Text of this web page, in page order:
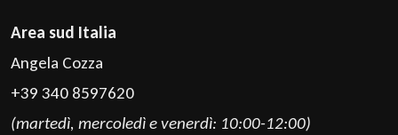
Area sud Italia
Angela Cozza
+39 340 8597620
(martedì, mercoledì e venerdì: 10:00-12:00)